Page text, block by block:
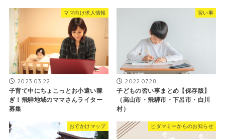
ママ向け求人情報
2023.03.22
子育て中にちょこっとお小遣い稼
ぎ！飛騨地域のママさんライター
募集
習い事
2022.07.28
子どもの習い事まとめ【保存版】
（高山市・飛騨市・下呂市・白川
村）
おでかけマップ ヒダマミーからのお知らせ